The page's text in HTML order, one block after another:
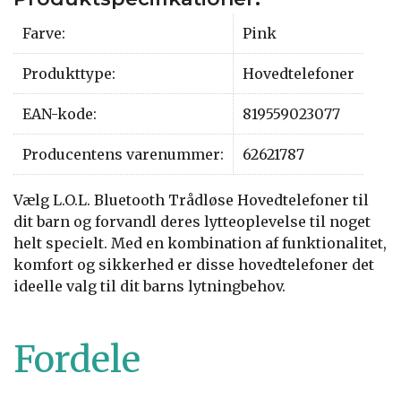
Farve: Pink
Produkttype: Hovedtelefoner
EAN-kode: 819559023077
Producentens varenummer: 62621787
Vælg L.O.L. Bluetooth Trådløse Hovedtelefoner til
dit barn og forvandl deres lytteoplevelse til noget
helt specielt. Med en kombination af funktionalitet,
komfort og sikkerhed er disse hovedtelefoner det
ideelle valg til dit barns lytningbehov.
Fordele